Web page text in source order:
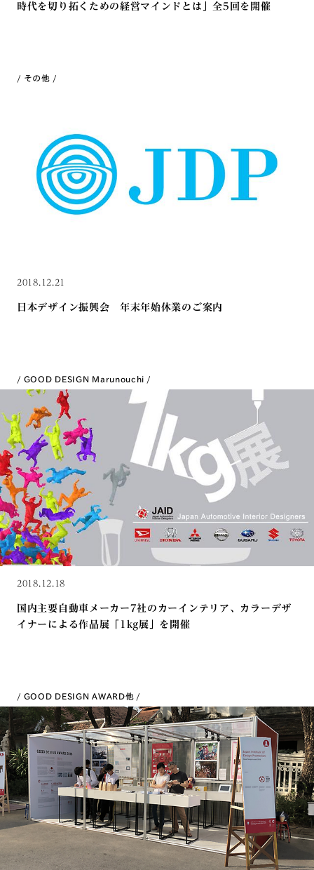
時代を切り拓くための経営マインドとは」全5回を開催
その他
2018.12.21
日本デザイン振興会 年末年始休業のご案内
GOOD DESIGN Marunouchi
2018.12.18
国内主要自動車メーカー7社のカーインテリア、カラーデザ
イナーによる作品展「1kg展」を開催
GOOD DESIGN AWARD他